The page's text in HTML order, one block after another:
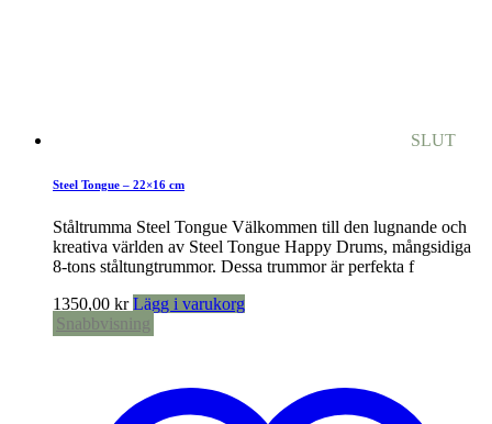
SLUT
Steel Tongue – 22×16 cm
Ståltrumma Steel Tongue Välkommen till den lugnande och
kreativa världen av Steel Tongue Happy Drums, mångsidiga
8-tons ståltungtrummor. Dessa trummor är perfekta f
1350,00 kr Lägg i varukorg
Snabbvisning